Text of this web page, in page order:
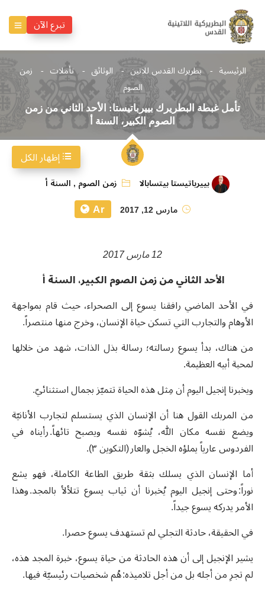
تبرع الآن
الرئيسية بطريرك القدس للاتين الوثائق تأملات
زمن
الصوم
تأمل غبطة البطريرك بييرباتيستا: الأحد الثاني من زمن
الصوم الكبير، السنة أ
بييرباتيستا بيتسابالا زمن الصوم , السنة أ
مارس 12, 2017
Ar
12 مارس 2017
الأحد الثاني من زمن الصوم الكبير، السنة أ
في الأحد الماضي رافقنا يسوع إلى الصحراء، حيث قام بمواجهة
الأوهام والتجارب التي تسكن حياة الإنسان، وخرج منها منتصراً.
من هناك، بدأ يسوع رسالته؛ رسالة بذل الذات، شهد من خلالها
لمحبة أبيه العظيمة.
ويخبرنا إنجيل اليوم أن مِثل هذه الحياة تتميّز بجمال استثنائيّ.
من المربك القول هنا أن الإنسان الذي يستسلم لتجارب الأنانيّة
ويضع نفسه مكان الله، يُشوّه نفسه ويصبح تائهاً. رأيناه في
الفردوس عارياً يملؤه الخجل والعار (التكوين ٣).
أما الإنسان الذي يسلك بثقة طريق الطاعة الكاملة، فهو يشع
نوراً: وحتى إنجيل اليوم يُخبرنا أن ثياب يسوع تتلألأ بالمجد. وهذا
الأمر يدركه يسوع جيداً.
في الحقيقة، حادثة التجلي لم تستهدف يسوع حصرا.
يشير الإنجيل إلى أن هذه الحادثة من حياة يسوع، خبرة المجد هذه،
لم تجرِ من أجله بل من أجل تلاميذه: هُم شخصيات رئيسيّة فيها.
إظهار الكل